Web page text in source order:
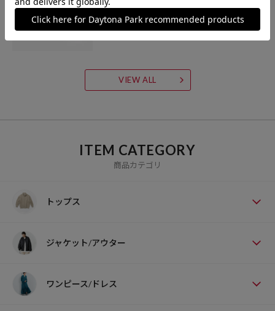
VIEW ALL
ITEM CATEGORY
商品カテゴリ
トップス
ジャケット/アウター
ワンピース/ドレス